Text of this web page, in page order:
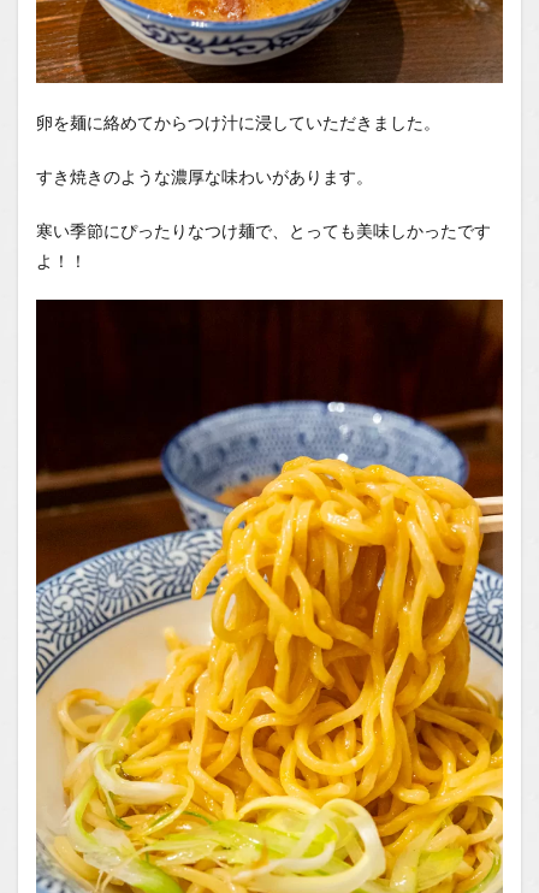
卵を麺に絡めてからつけ汁に浸していただきました。
すき焼きのような濃厚な味わいがあります。
寒い季節にぴったりなつけ麺で、とっても美味しかったです
よ！！